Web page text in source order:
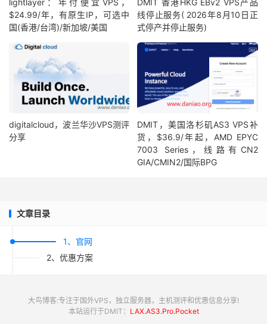
$24.99/年，有原生IP，可选中
国(香港/台湾)/新加坡/美国
线停止服务( 2026年8月10日正
式停产并停止服务)
digitalcloud，波兰华沙VPS测评
分享
DMIT，美国洛杉矶AS3 VPS补
货，$36.9/年起，AMD EPYC
7003 Series，线路有CN2
GIA/CMIN2/国际BPG
文章目录
1、官网
2、优惠方案
大鸟博客:专注于国外VPS，独立服务器，主机测评和优惠信息分享!
本站运行于DMIT： LAX.AS3.Pro.Pocket